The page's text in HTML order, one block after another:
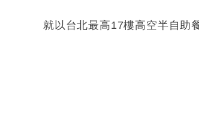
就以台北最高17樓高空半自助